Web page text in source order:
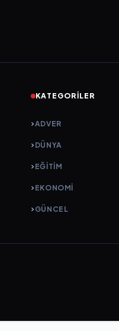
KATEGORILER
ADVER
DÜNYA
EĞİTİM
EKONOMİ
GÜNCEL